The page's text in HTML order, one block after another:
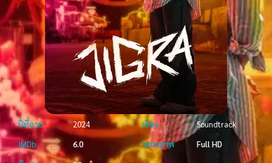
ปีที่ฉาย 2024 เสียง
Soundtrack
IMDb
6.0 ระบบภาพ
Full HD